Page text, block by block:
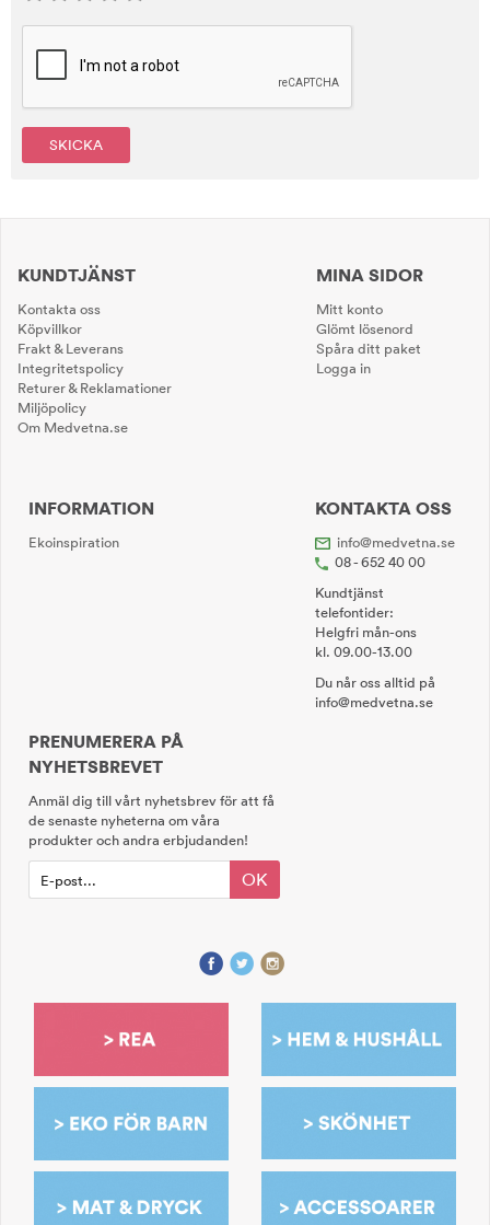
SKICKA
KUNDTJÄNST
Kontakta oss
Köpvillkor
Frakt & Leverans
Integritetspolicy
Returer & Reklamationer
Miljöpolicy
Om Medvetna.se
MINA SIDOR
Mitt konto
Glömt lösenord
Spåra ditt paket
Logga in
INFORMATION
Ekoinspiration
KONTAKTA OSS
info@medvetna.se
08 - 652 40 00
Kundtjänst
telefontider:
Helgfri mån-ons
kl. 09.00-13.00
Du når oss alltid på
info@medvetna.se
PRENUMERERA PÅ
NYHETSBREVET
Anmäl dig till vårt nyhetsbrev för att få
de senaste nyheterna om våra
produkter och andra erbjudanden!
OK